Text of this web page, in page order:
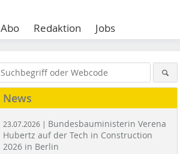
Abo Redaktion Jobs
News
23.07.2026 | Bundesbauministerin Verena
Hubertz auf der Tech in Construction
2026 in Berlin